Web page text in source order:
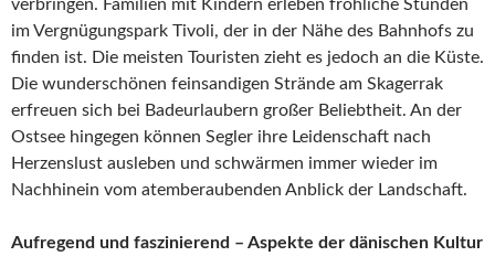
verbringen. Familien mit Kindern erleben fröhliche Stunden
im Vergnügungspark Tivoli, der in der Nähe des Bahnhofs zu
finden ist. Die meisten Touristen zieht es jedoch an die Küste.
Die wunderschönen feinsandigen Strände am Skagerrak
erfreuen sich bei Badeurlaubern großer Beliebtheit. An der
Ostsee hingegen können Segler ihre Leidenschaft nach
Herzenslust ausleben und schwärmen immer wieder im
Nachhinein vom atemberaubenden Anblick der Landschaft.
Aufregend und faszinierend – Aspekte der dänischen Kultur